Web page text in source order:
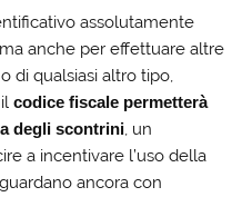
assolutamente
anche per effettuare altre
di qualsiasi altro tipo,
ilcodice fiscale permetterà
degli scontrini , un
a incentivare l’uso della
ancora con